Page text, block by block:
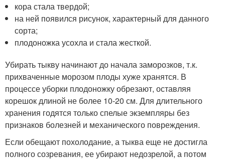
кора стала твердой;
на ней появился рисунок, характерный для данного
сорта;
плодоножка усохла и стала жесткой.
Убирать тыкву начинают до начала заморозков, т.к.
прихваченные морозом плоды хуже хранятся. В
процессе уборки плодоножку обрезают, оставляя
корешок длиной не более 10-20 см. Для длительного
хранения годятся только спелые экземпляры без
признаков болезней и механического повреждения.
Если обещают похолодание, а тыква еще не достигла
полного созревания, ее убирают недозрелой, а потом